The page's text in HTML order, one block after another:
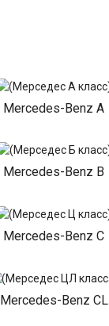
Mercedes-Benz A
Mercedes-Benz B
Mercedes-Benz C
Mercedes-Benz CL